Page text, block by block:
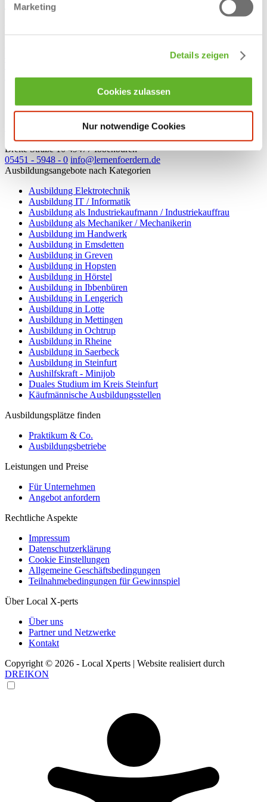
Marketing
Details zeigen
Cookies zulassen
Nur notwendige Cookies
Telefon: 02551 8641460
Website: https://www.clever-fit.com/de/fitnessstudio/steinfurt/
KontaktJetzt bewerben
WhatsApp
Stellenangebot per E-Mail senden Drucken
Lernen fördern e.V., Kreisverband Steinfurt
Breite Straße 10 49477 Ibbenbüren
05451 - 5948 - 0 info@lernenfoerdern.de
Ausbildungsangebote nach Kategorien
Ausbildung Elektrotechnik
Ausbildung IT / Informatik
Ausbildung als Industriekaufmann / Industriekauffrau
Ausbildung als Mechaniker / Mechanikerin
Ausbildung im Handwerk
Ausbildung in Emsdetten
Ausbildung in Greven
Ausbildung in Hopsten
Ausbildung in Hörstel
Ausbildung in Ibbenbüren
Ausbildung in Lengerich
Ausbildung in Lotte
Ausbildung in Mettingen
Ausbildung in Ochtrup
Ausbildung in Rheine
Ausbildung in Saerbeck
Ausbildung in Steinfurt
Aushilfskraft - Minijob
Duales Studium im Kreis Steinfurt
Käufmännische Ausbildungsstellen
Ausbildungsplätze finden
Praktikum & Co.
Ausbildungsbetriebe
Leistungen und Preise
Für Unternehmen
Angebot anfordern
Rechtliche Aspekte
Impressum
Datenschutzerklärung
Cookie Einstellungen
Allgemeine Geschäftsbedingungen
Teilnahmebedingungen für Gewinnspiel
Über Local X-perts
Über uns
Partner und Netzwerke
Kontakt
Copyright © 2026 - Local Xperts | Website realisiert durch
DREIKON